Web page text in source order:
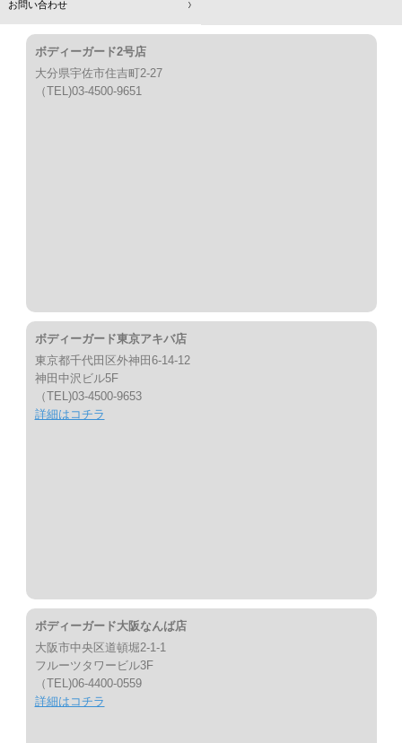
お問い合わせ
ボディーガード2号店
大分県宇佐市住吉町2-27
（TEL)03-4500-9651
ボディーガード東京アキバ店
東京都千代田区外神田6-14-12
神田中沢ビル5F
（TEL)03-4500-9653
詳細はコチラ
ボディーガード大阪なんば店
大阪市中央区道頓堀2-1-1
フルーツタワービル3F
（TEL)06-4400-0559
詳細はコチラ